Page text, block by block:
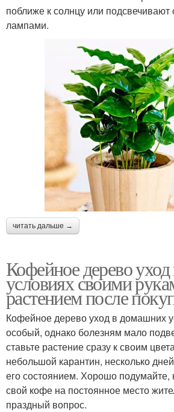
поближе к солнцу или
лампами.
читать дальше →
Кофейное дерево
условиях своими
растением после
Кофейное дерево уход в домашних
особый, однако болезням мало
ставьте растение сразу к своим
небольшой карантин, несколько
его состоянием. Хорошо подумайте,
свой кофе на постоянное место
праздный вопрос.